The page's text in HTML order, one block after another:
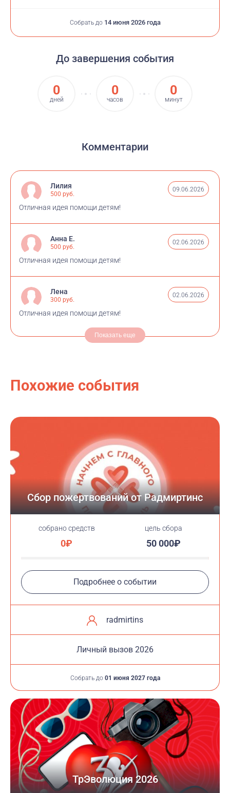
Собрать до 14 июня 2026 года
До завершения события
0
дней
0
часов
0
минут
Комментарии
Лилия
500 руб.
09.06.2026
Отличная идея помощи детям!
Анна Е.
500 руб.
02.06.2026
Отличная идея помощи детям!
Лена
300 руб.
02.06.2026
Отличная идея помощи детям!
Показать еще
Похожие события
Сбор пожертвований от Радмиртинс
cобрано средств
0₽
цель сбора
50 000₽
Подробнее о событии
radmirtins
Личный вызов 2026
Собрать до 01 июня 2027 года
ТрЭволюция 2026